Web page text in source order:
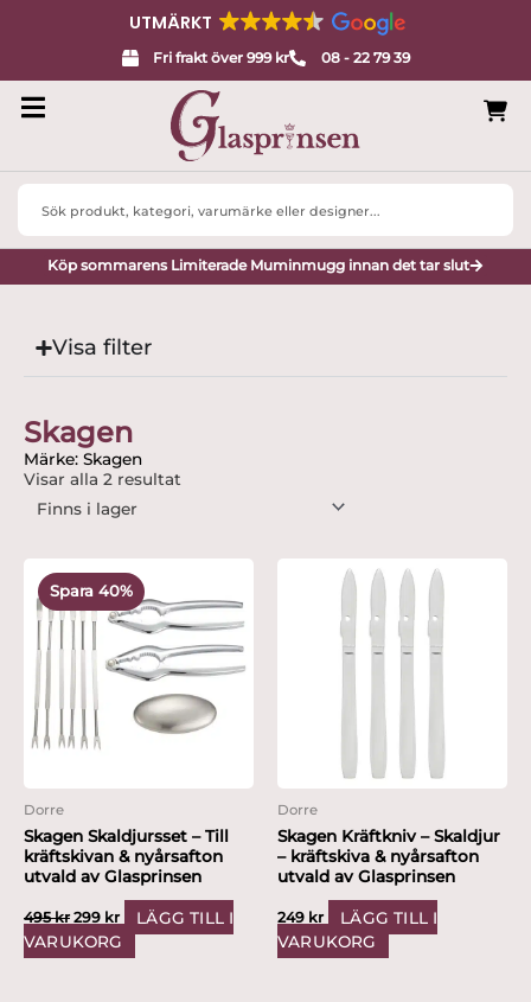
UTMÄRKT
Fri frakt över 999 kr 08 - 22 79 39
Search
Köp sommarens Limiterade Muminmugg innan det tar slut
Visa filter
Skagen
Märke: Skagen
Visar alla 2 resultat
Spara 40%
Dorre
Skagen Skaldjursset – Till
kräftskivan & nyårsafton
utvald av Glasprinsen
495kr
ursprungliga
var:
299 kr
nuvarande
priset
är:
299 kr.
LÄGG TILL I
VARUKORG
Dorre
Skagen Kräftkniv – Skaldjur
– kräftskiva & nyårsafton
utvald av Glasprinsen
249 kr
LÄGG TILL I
VARUKORG